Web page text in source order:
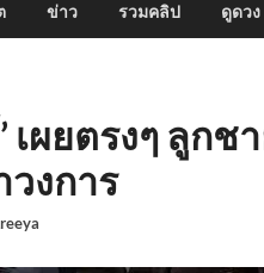
ข่าว รวมคลิป ดูดวง
เผยตรงๆ ลูก
วงการ